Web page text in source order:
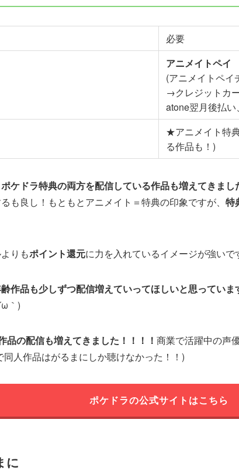
必要
アニメイトペイ
(アニメイトペイ
→クレジットカ
atone翌月後払
★アニメイト特
る作品も！)
ケドラ特典の両方を配信している作品も増えてきまし
も良し！もともとアニメイト＝特典の印象ですが、 特
りもポイント還元に力を入れているイメージが強いで
作品も少しずつ配信増えていってほしいと思っていま
｀)
品の配信も増えてきました！！！！ 商業で活躍中の声
人作品はがるまにしか聴けなかった！！)
ポケドラの公式サイトはこちら
に